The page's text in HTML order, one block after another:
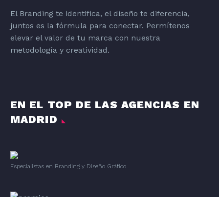
El Branding te identifica, el diseño te diferencia,
juntos es la fórmula para conectar. Permítenos
elevar el valor de tu marca con nuestra
metodología y creatividad.
EN EL TOP DE LAS AGENCIAS EN
MADRID
Especialistas en Branding y Diseño Gráfico